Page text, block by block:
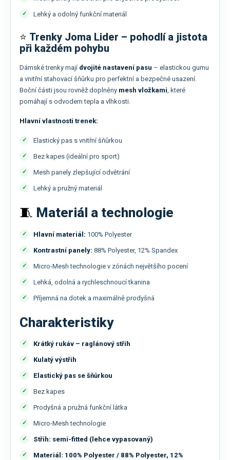
Lehký a odolný funkční materiál
⭐ Trenky Joma Lider – pohodlí a jistota
při každém pohybu
Dámské trenky mají dvojité nastavení pasu – elastickou gumu
a vnitřní stahovací šňůrku pro perfektní a bezpečné usazení.
Boční části jsou rovněž doplněny mesh vložkami, které
pomáhají s odvodem tepla a vlhkosti.
Hlavní vlastnosti trenek:
Elastický pas s vnitřní šňůrkou
Bez kapes (ideální pro sport)
Mesh panely zlepšující odvětrání
Lehký a pružný materiál
🧵 Materiál a technologie
Hlavní materiál: 100% Polyester
Kontrastní panely: 88% Polyester, 12% Spandex
Micro-Mesh technologie v zónách největšího pocení
Lehká, odolná a rychleschnoucí tkanina
Příjemná na dotek a maximálně prodyšná
Charakteristiky
Krátký rukáv – raglánový střih
Kulatý výstřih
Elastický pas se šňůrkou
Bez kapes
Prodyšná a pružná funkční látka
Micro-Mesh technologie
Střih: semi-fitted (lehce vypasovaný)
Materiál: 100% Polyester / 88% Polyester, 12%